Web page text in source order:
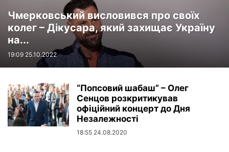
Чмерковський висловився про своїх
колег – Дікусара, який захищає Україну
на...
19:09 25.10.2022
“Попсовий шабаш” – Олег
Сенцов розкритикував
офіційний концерт до Дня
Незалежності
18:55 24.08.2020